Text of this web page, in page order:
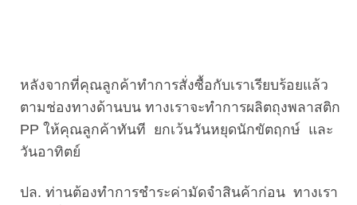
หลังจากที่คุณลูกค้าทำการสั่งซื้อกับเราเรียบร้อยแล้ว
ตามช่องทางด้านบน ทางเราจะทำการผลิตถุงพลาสติก
PP ให้คุณลูกค้าทันที ยกเว้นวันหยุดนักขัตฤกษ์ และ
วันอาทิตย์
ปล. ท่านต้องทำการชำระค่ามัดจำสินค้าก่อน ทางเรา